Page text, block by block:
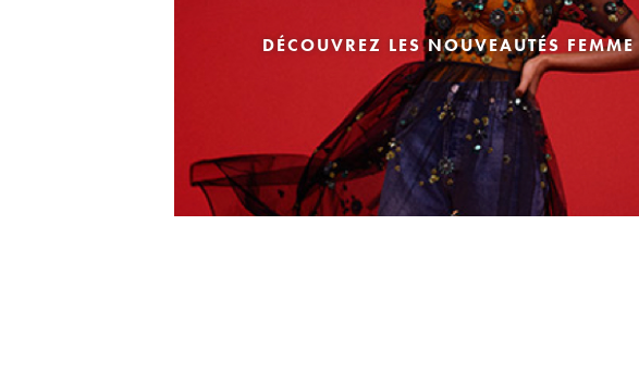
DÉCOUVREZ LES NOUVEAUTÉS FEMME